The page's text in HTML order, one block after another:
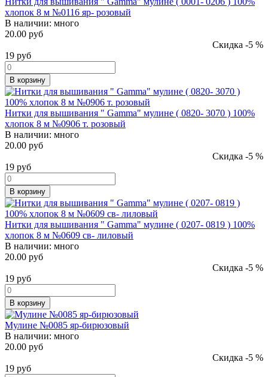
хлопок 8 м №0116 яр- розовый
В наличии: много
20.00 руб
Скидка -5 %
19 руб
В корзину
Нитки для вышивания " Gamma" мулине ( 0820- 3070 ) 100%
хлопок 8 м №0906 т. розовый
В наличии: много
20.00 руб
Скидка -5 %
19 руб
В корзину
Нитки для вышивания " Gamma" мулине ( 0207- 0819 ) 100%
хлопок 8 м №0609 св- лиловый
В наличии: много
20.00 руб
Скидка -5 %
19 руб
В корзину
Мулине №0085 яр-бирюзовый
В наличии: много
20.00 руб
Скидка -5 %
19 руб